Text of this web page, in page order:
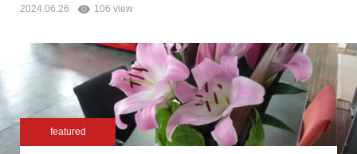
2024.06.26 106 view
featured